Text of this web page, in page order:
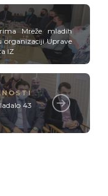
Mreže mladih
organizaciji Uprave
IZ
43